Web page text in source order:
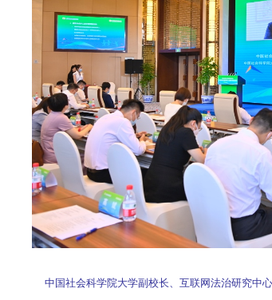
中国社会科学院大学副校长、互联网法治研究中